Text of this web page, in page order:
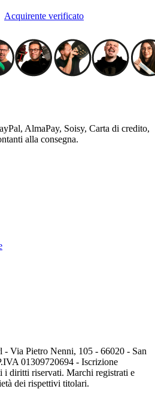
Acquirente verificato
AlmaPay, Soisy, Carta di credito,
alla consegna.
Via Pietro Nenni, 105 - 66020 - San
01309720694 - Iscrizione
diritti riservati. Marchi registrati e
dei rispettivi titolari.